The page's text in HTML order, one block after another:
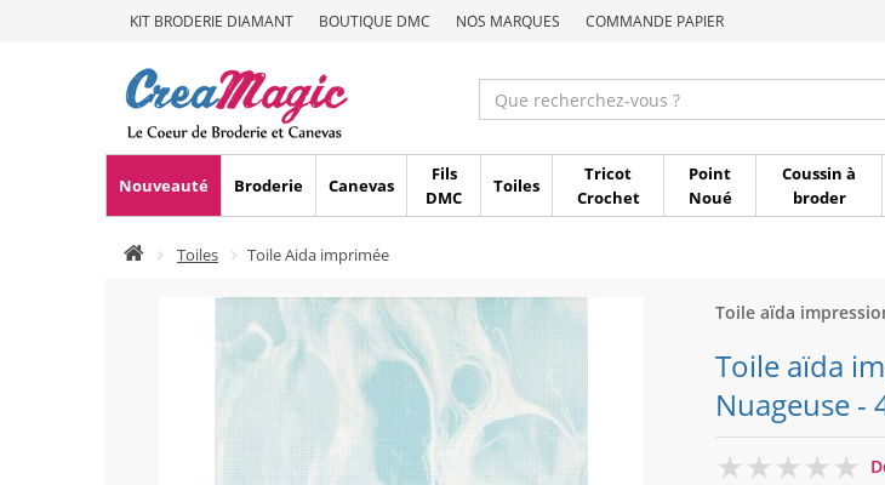
KIT BRODERIE DIAMANT BOUTIQUE DMC NOS MARQUES COMMANDE PAPIER
Nouveauté Broderie Canevas
Fils
DMC
Toiles
Tricot
Crochet
Point
Noué
Coussin à
broder
Toiles Toile Aida imprimée
Toile aïda
Toile aïda
Nuageuse -
0